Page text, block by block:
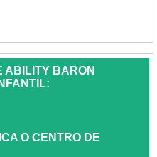
ABILITY BARON
O CENTRO DE